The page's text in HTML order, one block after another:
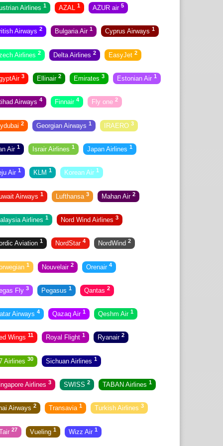
Airlines 1 AZAL 1 AZUR air 5
Airways 2 Bulgaria Air 1 Cyprus Airways 1
Airlines 2 Delta Airlines 2 EasyJet 2
3 Ellinair 2 Emirates 3 Estonian Air 1
Airways 4 Finnair 4 Fly one 2
2 Georgian Airways 1 IRAERO 3
Air 1 Israir Airlines 1 Japan Airlines 1
Air 1 KLM 1 Korean Air 1
Airways 1 Lufthansa 3 Mahan Air 2
Airlines 1 Nord Wind Airlines 3
Aviation 1 NordStar 4 NordWind 2
1 Nouvelair 2 Orenair 4
Fly 3 Pegasus 1 Qantas 2
Airways 4 Qazaq Air 1 Qeshm Air 1
Wings 11 Royal Flight 1 Ryanair 2
Airlines 30 Sichuan Airlines 1
Airlines 3 SWISS 2 TABAN Airlines 1
Airways 2 Transavia 1 Turkish Airlines 3
27 Vueling 1 Wizz Air 1